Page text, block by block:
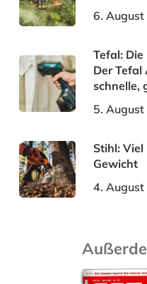
6.
Tefal:
Der Tefal
schnelle,
5.
Stihl:
Gewicht
4.